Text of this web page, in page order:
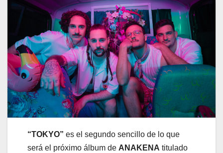
“TOKYO” es el segundo sencillo de lo que
será el próximo álbum de ANAKENA titulado